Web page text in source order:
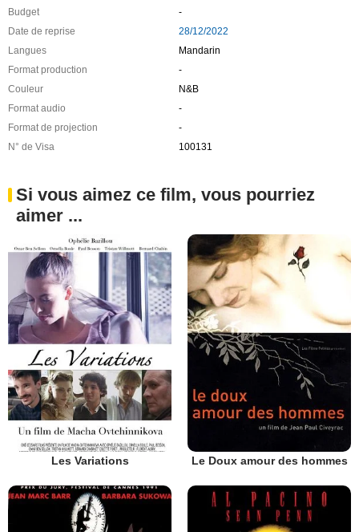
Budget
-
Date de reprise
28/12/2022
Langues
Mandarin
Format production
-
Couleur
N&B
Format audio
-
Format de projection
-
N° de Visa
100131
Si vous aimez ce film, vous pourriez
aimer ...
Les Variations Le Doux amour des hommes